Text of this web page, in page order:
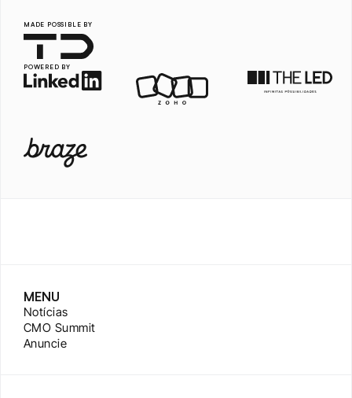
MADE POSSIBLE BY
POWERED BY
MENU
Notícias
CMO Summit
Anuncie